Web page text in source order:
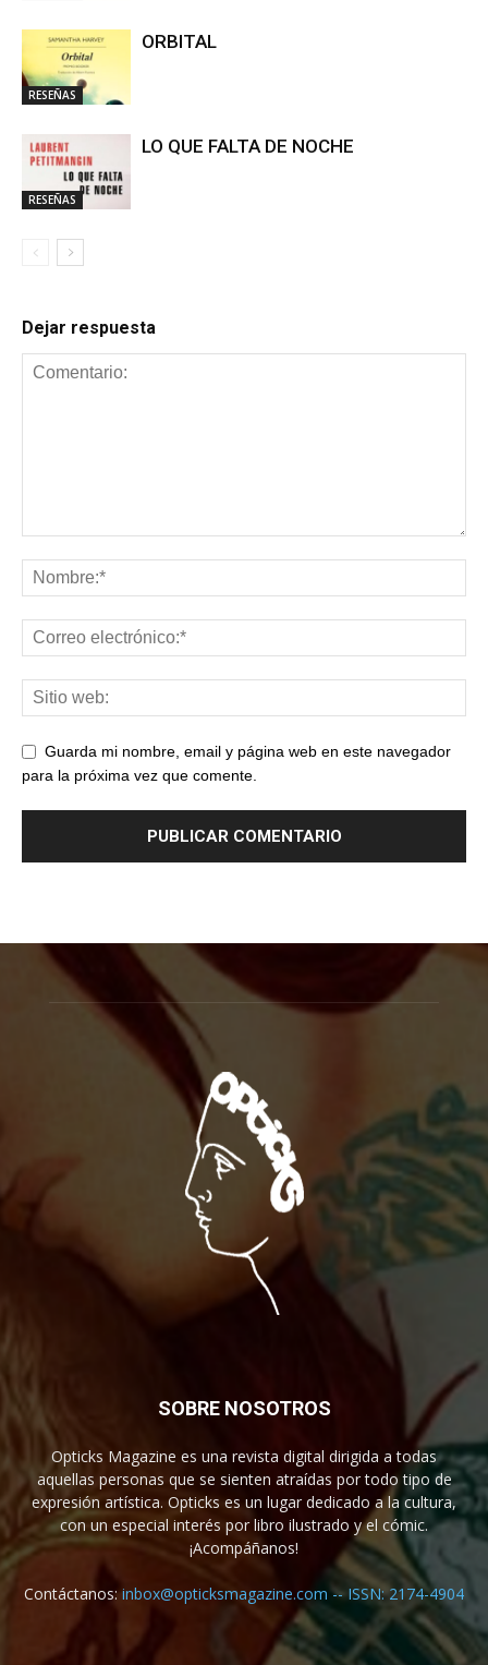
RESEÑAS
ORBITAL
RESEÑAS
LO QUE FALTA DE NOCHE
Dejar respuesta
Guarda mi nombre, email y página web en este navegador
para la próxima vez que comente.
SOBRE NOSOTROS
Opticks Magazine es una revista digital dirigida a todas
aquellas personas que se sienten atraídas por todo tipo de
expresión artística. Opticks es un lugar dedicado a la cultura,
con un especial interés por libro ilustrado y el cómic.
¡Acompáñanos!
Contáctanos:inbox@opticksmagazine.com -- ISSN: 2174-4904